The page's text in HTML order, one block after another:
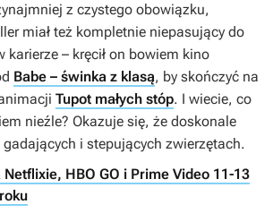
z czystego obowiązku,
miał też kompletnie niepasujący do
karierze – kręcił on bowiem kino
Babe – świnka z klasą, by skończyć na
Tupot małych stóp. I wiecie, co
nieźle? Okazuje się, że doskonale
i stepujących zwierzętach.
HBO GO i Prime Video 11-13